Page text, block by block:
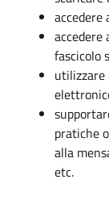
accedere
accedere
fascicolo
utilizzare
pratiche
alla
etc.